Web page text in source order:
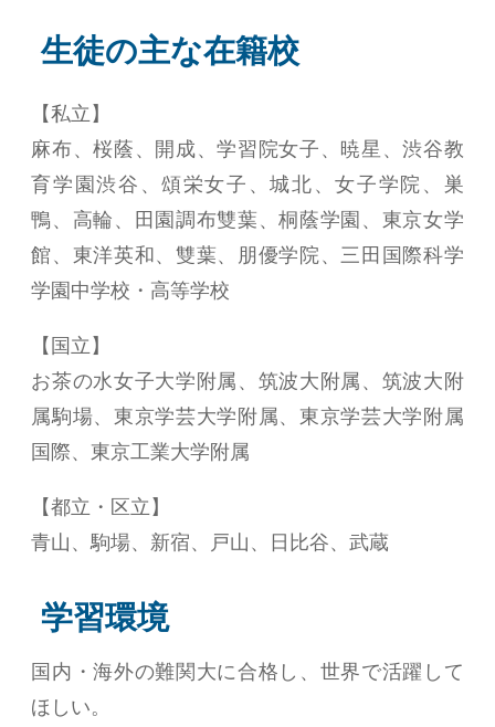
生徒の主な在籍校
【私立】
麻布、桜蔭、開成、学習院女子、暁星、渋谷教
育学園渋谷、頌栄女子、城北、女子学院、巣
鴨、高輪、田園調布雙葉、桐蔭学園、東京女学
館、東洋英和、雙葉、朋優学院、三田国際科学
学園中学校・高等学校
【国立】
お茶の水女子大学附属、筑波大附属、筑波大附
属駒場、東京学芸大学附属、東京学芸大学附属
国際、東京工業大学附属
【都立・区立】
青山、駒場、新宿、戸山、日比谷、武蔵
学習環境
国内・海外の難関大に合格し、世界で活躍して
ほしい。